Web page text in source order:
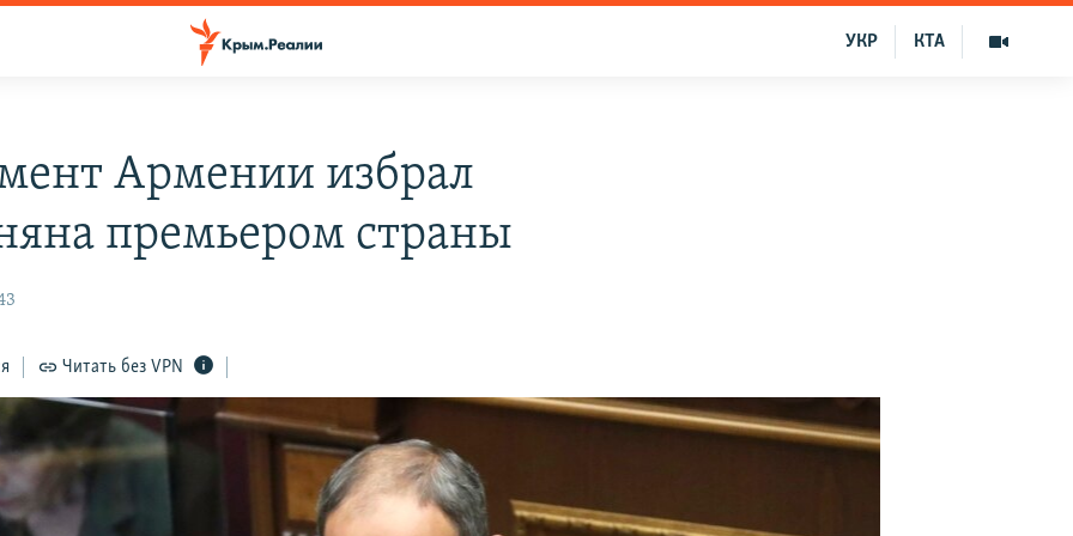
КТА
УКР
Армении избрал
премьером страны
Читать без VPN